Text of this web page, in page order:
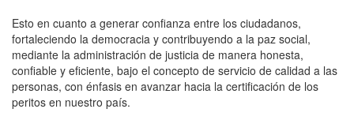
Esto en cuanto a generar confianza entre los ciudadanos,
fortaleciendo la democracia y contribuyendo a la paz social,
mediante la administración de justicia de manera honesta,
confiable y eficiente, bajo el concepto de servicio de calidad a las
personas, con énfasis en avanzar hacia la certificación de los
peritos en nuestro país.